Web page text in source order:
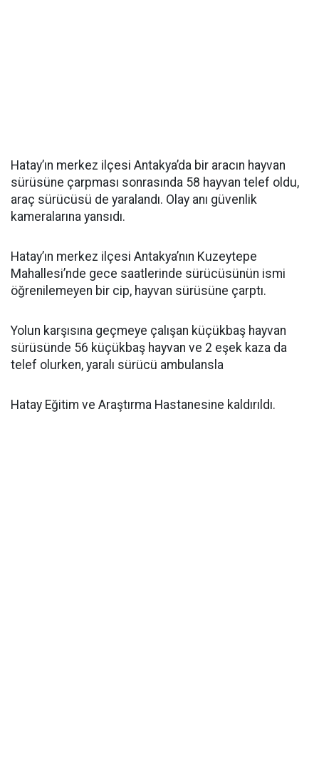
Hatay’ın merkez ilçesi Antakya’da bir aracın hayvan
sürüsüne çarpması sonrasında 58 hayvan telef oldu,
araç sürücüsü de yaralandı. Olay anı güvenlik
kameralarına yansıdı.
Hatay’ın merkez ilçesi Antakya’nın Kuzeytepe
Mahallesi’nde gece saatlerinde sürücüsünün ismi
öğrenilemeyen bir cip, hayvan sürüsüne çarptı.
Yolun karşısına geçmeye çalışan küçükbaş hayvan
sürüsünde 56 küçükbaş hayvan ve 2 eşek kaza da
telef olurken, yaralı sürücü ambulansla
Hatay Eğitim ve Araştırma Hastanesine kaldırıldı.